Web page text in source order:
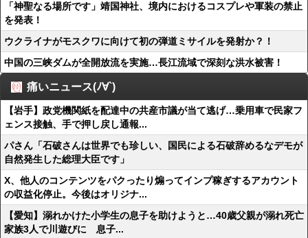
「神聖なる場所です」靖国神社、境内におけるコスプレや軍装の禁止
を発表！
ウクライナがモスクワに向けて初の弾道ミサイルを発射か？！
中国の三峡ダムが全開放流を実施…長江流域で深刻な洪水被害！
痛いニュース(ﾉ∀`)
【岩手】政党機関紙を配達中の共産市議が当て逃げ…乗用車で民家フ
ェンス接触、手で押し戻し通報...
パさん「石破さんは世界でも珍しい、国民による石破辞めるなデモが
自然発生した総理大臣です」
X、他人のコンテンツをパクったり煽ってインプ稼ぎするアカウント
の収益化停止。今後はオリジナ...
【愛知】溺れかけた小学生の息子を助けようと…40歳父親が溺れ死亡
家族3人で川遊びに 息子...